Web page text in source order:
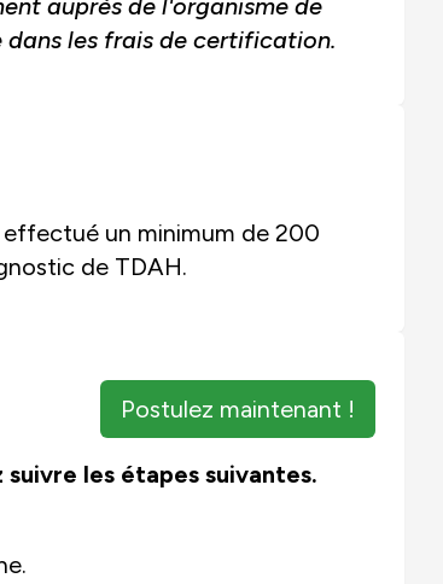
auprès de l'organisme de
les frais de certification.
effectué un minimum de 200
de TDAH.
Postulez maintenant !
les étapes suivantes.